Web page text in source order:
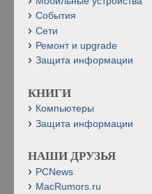
События
Сети
Ремонт и upgrade
Защита информации
КНИГИ
Компьютеры
Защита информации
НАШИ ДРУЗЬЯ
PCNews
MacRumors.ru